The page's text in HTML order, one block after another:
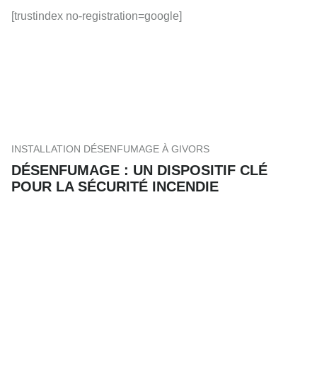
[trustindex no-registration=google]
INSTALLATION DÉSENFUMAGE À GIVORS
DÉSENFUMAGE : UN DISPOSITIF CLÉ
POUR LA SÉCURITÉ INCENDIE